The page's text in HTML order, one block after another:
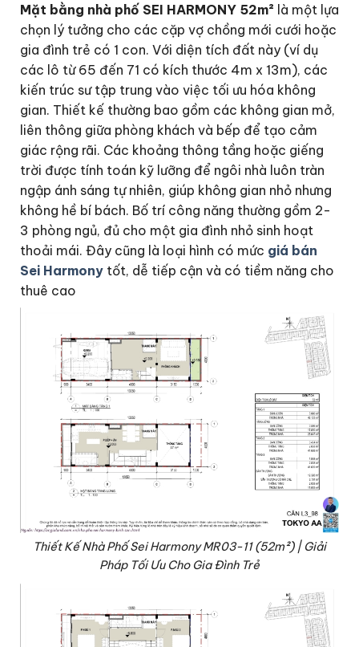
Mặt bằng nhà phố SEI HARMONY 52m² là một lựa
chọn lý tưởng cho các cặp vợ chồng mới cưới hoặc
gia đình trẻ có 1 con. Với diện tích đất này (ví dụ
các lô từ 65 đến 71 có kích thước 4m x 13m), các
kiến trúc sư tập trung vào việc tối ưu hóa không
gian. Thiết kế thường bao gồm các không gian mở,
liên thông giữa phòng khách và bếp để tạo cảm
giác rộng rãi. Các khoảng thông tầng hoặc giếng
trời được tính toán kỹ lưỡng để ngôi nhà luôn tràn
ngập ánh sáng tự nhiên, giúp không gian nhỏ nhưng
không hề bí bách. Bố trí công năng thường gồm 2-
3 phòng ngủ, đủ cho một gia đình nhỏ sinh hoạt
thoải mái. Đây cũng là loại hình có mức giá bán
Sei Harmony tốt, dễ tiếp cận và có tiềm năng cho
thuê cao
Thiết Kế Nhà Phố Sei Harmony MR03-11 (52m²) | Giải
Pháp Tối Ưu Cho Gia Đình Trẻ